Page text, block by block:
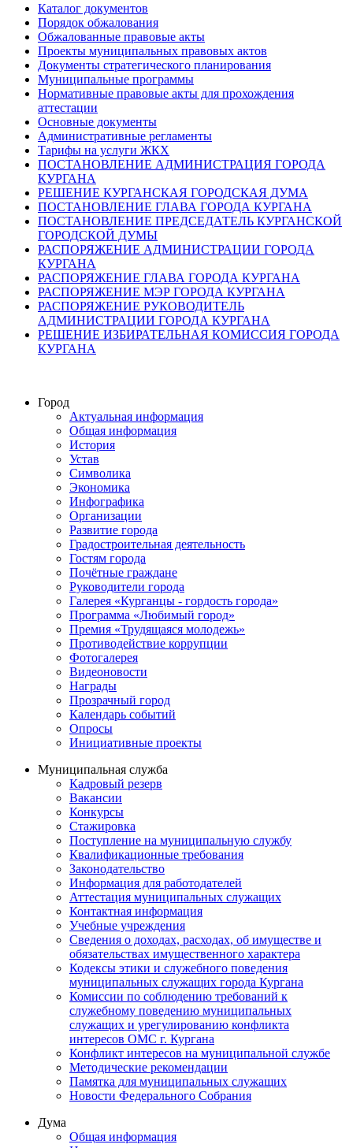
Каталог документов
Порядок обжалования
Обжалованные правовые акты
Проекты муниципальных правовых актов
Документы стратегического планирования
Муниципальные программы
Нормативные правовые акты для прохождения
аттестации
Основные документы
Административные регламенты
Тарифы на услуги ЖКХ
ПОСТАНОВЛЕНИЕ АДМИНИСТРАЦИЯ ГОРОДА
КУРГАНА
РЕШЕНИЕ КУРГАНСКАЯ ГОРОДСКАЯ ДУМА
ПОСТАНОВЛЕНИЕ ГЛАВА ГОРОДА КУРГАНА
ПОСТАНОВЛЕНИЕ ПРЕДСЕДАТЕЛЬ КУРГАНСКОЙ
ГОРОДСКОЙ ДУМЫ
РАСПОРЯЖЕНИЕ АДМИНИСТРАЦИИ ГОРОДА
КУРГАНА
РАСПОРЯЖЕНИЕ ГЛАВА ГОРОДА КУРГАНА
РАСПОРЯЖЕНИЕ МЭР ГОРОДА КУРГАНА
РАСПОРЯЖЕНИЕ РУКОВОДИТЕЛЬ
АДМИНИСТРАЦИИ ГОРОДА КУРГАНА
РЕШЕНИЕ ИЗБИРАТЕЛЬНАЯ КОМИССИЯ ГОРОДА
КУРГАНА
Город
Актуальная информация
Общая информация
История
Устав
Символика
Экономика
Инфографика
Организации
Развитие города
Градостроительная деятельность
Гостям города
Почётные граждане
Руководители города
Галерея «Курганцы - гордость города»
Программа «Любимый город»
Премия «Трудящаяся молодежь»
Противодействие коррупции
Фотогалерея
Видеоновости
Награды
Прозрачный город
Календарь событий
Опросы
Инициативные проекты
Муниципальная служба
Кадровый резерв
Вакансии
Конкурсы
Стажировка
Поступление на муниципальную службу
Квалификационные требования
Законодательство
Информация для работодателей
Аттестация муниципальных служащих
Контактная информация
Учебные учреждения
Сведения о доходах, расходах, об имуществе и
обязательствах имущественного характера
Кодексы этики и служебного поведения
муниципальных служащих города Кургана
Комиссии по соблюдению требований к
служебному поведению муниципальных
служащих и урегулированию конфликта
интересов ОМС г. Кургана
Конфликт интересов на муниципальной службе
Методические рекомендации
Памятка для муниципальных служащих
Новости Федерального Cобрания
Дума
Общая информация